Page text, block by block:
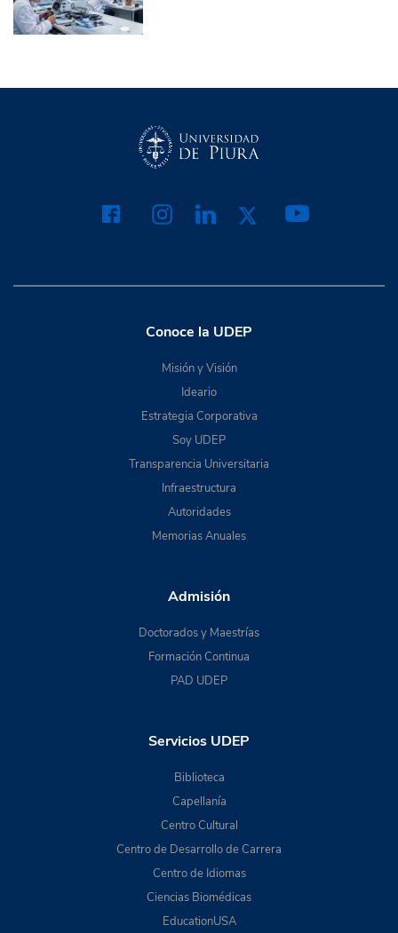
Conoce la UDEP
Misión y Visión
Ideario
Estrategia Corporativa
Soy UDEP
Transparencia Universitaria
Infraestructura
Autoridades
Memorias Anuales
Admisión
Doctorados y Maestrías
Formación Continua
PAD UDEP
Servicios UDEP
Biblioteca
Capellanía
Centro Cultural
Centro de Desarrollo de Carrera
Centro de Idiomas
Ciencias Biomédicas
EducationUSA